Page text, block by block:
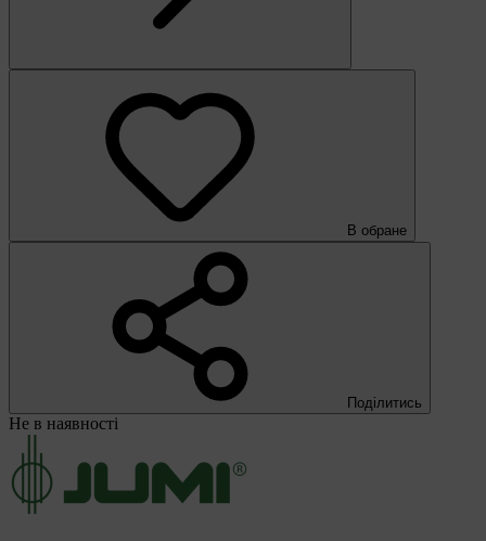
В обране
Поділитись
Не в наявності